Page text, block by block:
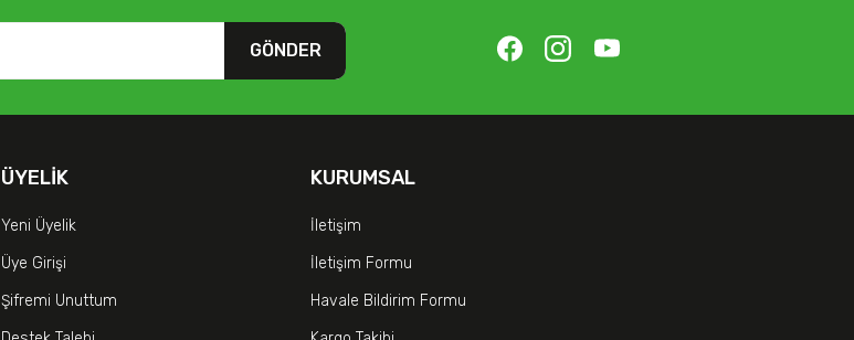
GÖNDER
ÜYELIK
Yeni Üyelik
Üye Girişi
Şifremi Unuttum
KURUMSAL
İletişim
İletişim Formu
Havale Bildirim Formu